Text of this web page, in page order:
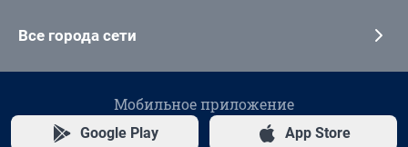
Все города сети
Мобильное приложение
Google Play App Store